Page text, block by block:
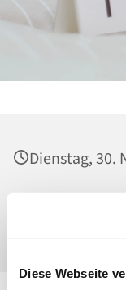
Diese Webseite
Dienstag, 30.
St. Maria